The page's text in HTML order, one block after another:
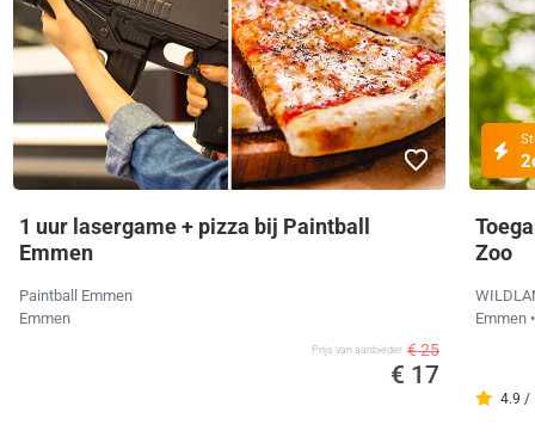
1 uur lasergame + pizza bij Paintball
Emmen
Paintball Emmen
Emmen
Prijs van aanbieder € 25
€ 17
Zoo
Emmen
4.9 /